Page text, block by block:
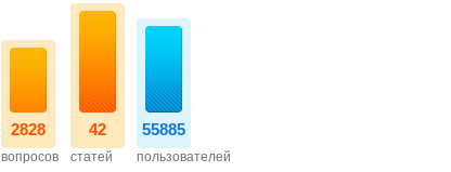
2828
вопросов
42
статей
55885
пользователей